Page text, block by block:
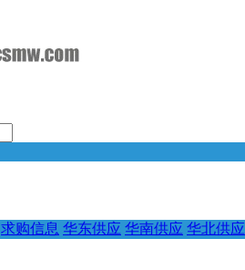
求购信息 华东供应 华南供应 华北供应